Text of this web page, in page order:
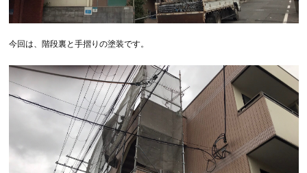
今回は、階段裏と手摺りの塗装です。